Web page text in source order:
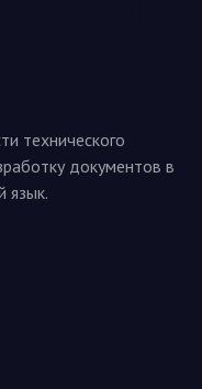
технического
документов в
язык.